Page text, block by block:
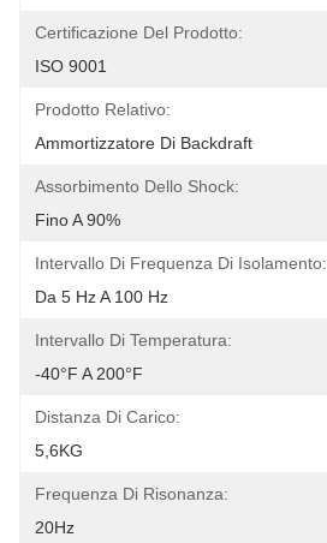
Certificazione Del Prodotto:
ISO 9001
Prodotto Relativo:
Ammortizzatore Di Backdraft
Assorbimento Dello Shock:
Fino A 90%
Intervallo Di Frequenza Di Isolamento:
Da 5 Hz A 100 Hz
Intervallo Di Temperatura:
-40°F A 200°F
Distanza Di Carico:
5,6KG
Frequenza Di Risonanza:
20Hz